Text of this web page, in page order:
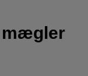
mægler